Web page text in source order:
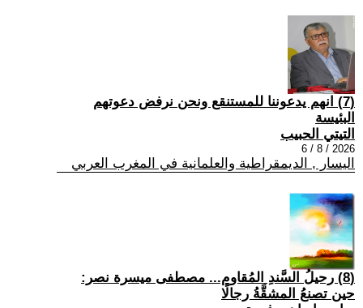
(7) انهم يدعوننا للمستنقع ونحن نرفض دعوتهم
البئيسة
التيتي الحبيب
2026 / 8 / 6
اليسار , الديمقراطية والعلمانية في المغرب العربي
(8) رحيلُ السَّندِ المُقاوم... مصطفى ميسرة نصر:
حين تصنعُ المشقَّةُ رجالًا